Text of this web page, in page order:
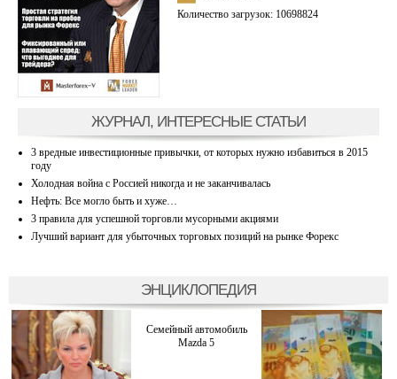
Количество загрузок: 10698824
ЖУРНАЛ, ИНТЕРЕСНЫЕ СТАТЬИ
3 вредные инвестиционные привычки, от которых нужно избавиться в 2015
году
Холодная война с Россией никогда и не заканчивалась
Нефть: Все могло быть и хуже…
3 правила для успешной торговли мусорными акциями
Лучший вариант для убыточных торговых позиций на рынке Форекс
ЭНЦИКЛОПЕДИЯ
Семейный автомобиль
Mazda 5